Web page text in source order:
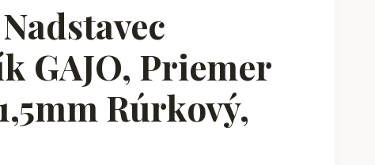
GAJO, Priemer
Rúrkový,